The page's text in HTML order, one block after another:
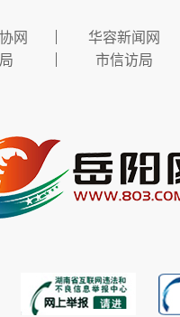
网
华容新闻网
市信访局